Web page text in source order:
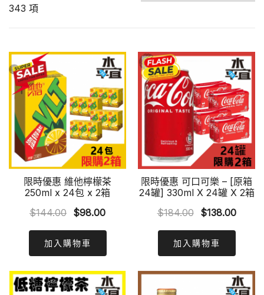
343 項
限時優惠 維他檸檬茶
250ml x 24包 x 2箱
$144.00 Original
was:
$144.00.
$98.00Current
$98.00.
加入購物車
限時優惠 可口可樂 – [原箱
24罐] 330ml X 24罐 X 2箱
$184.00
Original
was:
$184.00.
$138.00
加入購物車